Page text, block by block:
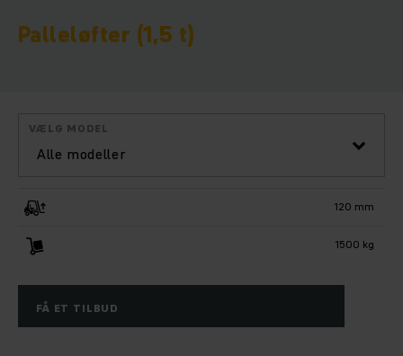
Palleløfter (1,5 t)
Alle modeller
VÆLG MODEL
120 mm
1500 kg
FÅ ET TILBUD